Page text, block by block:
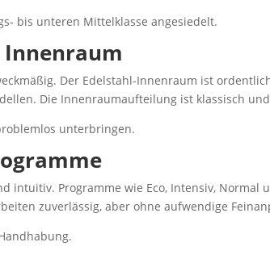
bis unteren Mittelklasse angesiedelt.
Der Edelstahl-Innenraum ist
Die Innenraumaufteilung ist klassisch
unterbringen.
intuitiv. Programme wie Eco, Intensiv,
zuverlässig, aber ohne aufwendige